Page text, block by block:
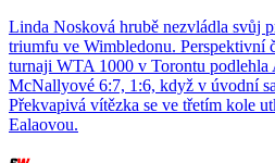
Linda Nosková hrubě nezvládla svůj
triumfu ve Wimbledonu. Perspektivní
turnaji WTA 1000 v Torontu podlehla
McNallyové 6:7, 1:6, když v úvodní
Překvapivá vítězka se ve třetím kole
Ealaovou.